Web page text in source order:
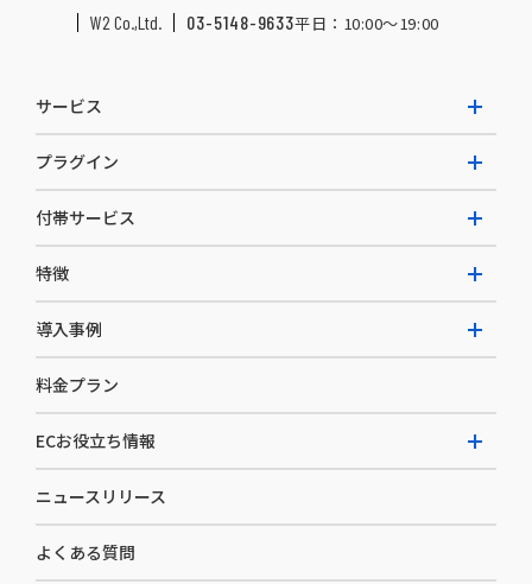
W2 Co.,Ltd. 03-5148-9633平日：10:00〜19:00
サービス
W2 Commerce Repeat
W2 Commerce BtoB
W2 Commerce Asia
プラグイン
AI buddy
付帯サービス
EC運用構築支援・運用支援
カスタマーサクセス
セキュリティ
デザイン制作
コンサルティング
特徴
選ばれる理由
開発体制
導入事例
導入企業一覧
料金プラン
ECお役立ち情報
お役立ち資料
ニュースリリース
よくある質問